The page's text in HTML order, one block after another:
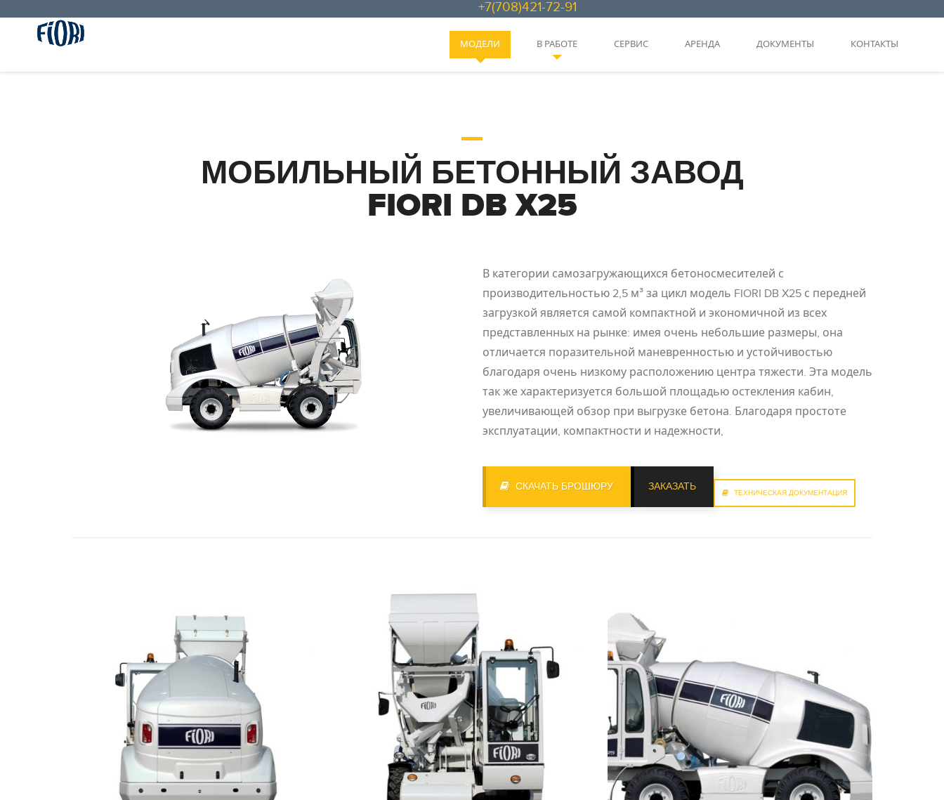
+7(708)421-72-91
МОДЕЛИ В РАБОТЕ СЕРВИС АРЕНДА ДОКУМЕНТЫ КОНТАКТЫ
МОБИЛЬНЫЙ БЕТОННЫЙ ЗАВОД
FIORI DB X25
В категории самозагружающихся бетоносмесителей с
производительностью 2,5 м³ за цикл модель FIORI DB X25 с передней
загрузкой является самой компактной и экономичной из всех
представленных на рынке: имея очень небольшие размеры, она
отличается поразительной маневренностью и устойчивостью
благодаря очень низкому расположению центра тяжести. Эта модель
так же характеризуется большой площадью остекления кабин,
увеличивающей обзор при выгрузке бетона. Благодаря простоте
эксплуатации, компактности и надежности,
СКАЧАТЬ БРОШЮРУ ЗАКАЗАТЬ
ТЕХНИЧЕСКАЯ ДОКУМЕНТАЦИЯ